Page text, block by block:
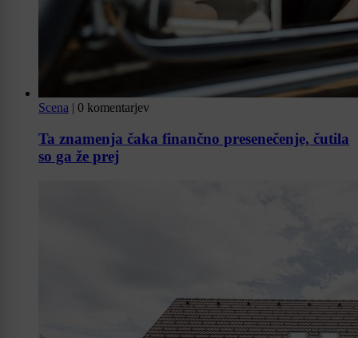
Scena | 0 komentarjev
Ta znamenja čaka finančno presenečenje, čutila
so ga že prej